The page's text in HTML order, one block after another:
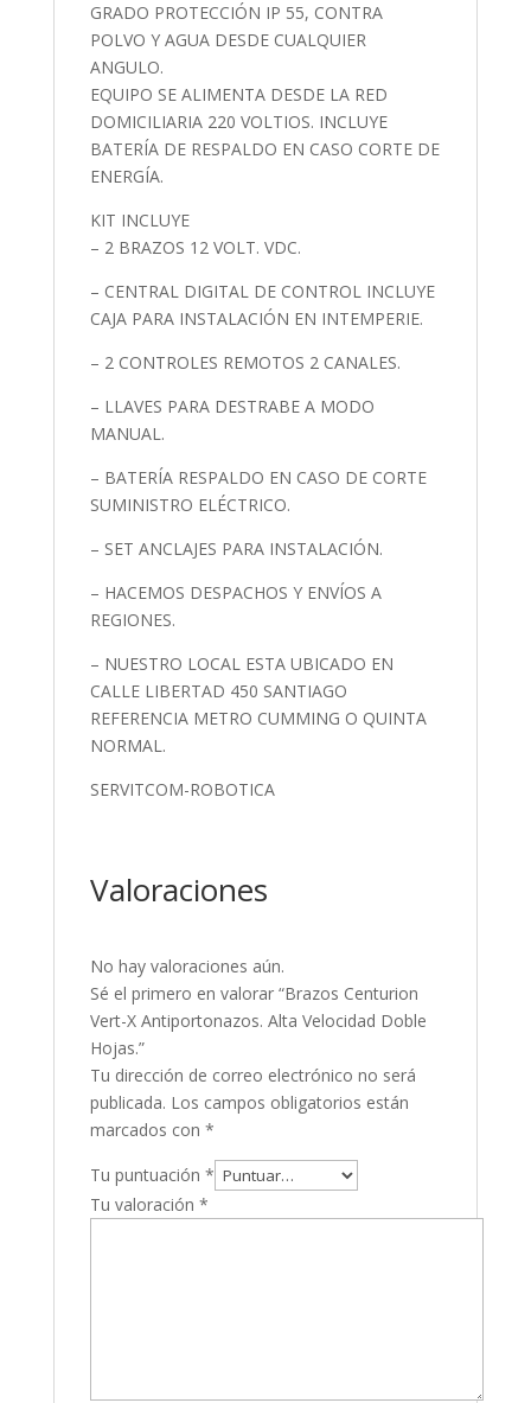
GRADO PROTECCIÓN IP 55, CONTRA
POLVO Y AGUA DESDE CUALQUIER
ANGULO.
EQUIPO SE ALIMENTA DESDE LA RED
DOMICILIARIA 220 VOLTIOS. INCLUYE
BATERÍA DE RESPALDO EN CASO CORTE DE
ENERGÍA.
KIT INCLUYE
– 2 BRAZOS 12 VOLT. VDC.
– CENTRAL DIGITAL DE CONTROL INCLUYE
CAJA PARA INSTALACIÓN EN INTEMPERIE.
– 2 CONTROLES REMOTOS 2 CANALES.
– LLAVES PARA DESTRABE A MODO
MANUAL.
– BATERÍA RESPALDO EN CASO DE CORTE
SUMINISTRO ELÉCTRICO.
– SET ANCLAJES PARA INSTALACIÓN.
– HACEMOS DESPACHOS Y ENVÍOS A
REGIONES.
– NUESTRO LOCAL ESTA UBICADO EN
CALLE LIBERTAD 450 SANTIAGO
REFERENCIA METRO CUMMING O QUINTA
NORMAL.
SERVITCOM-ROBOTICA
Valoraciones
No hay valoraciones aún.
Sé el primero en valorar “Brazos Centurion
Vert-X Antiportonazos. Alta Velocidad Doble
Hojas.”
Tu dirección de correo electrónico no será
publicada. Los campos obligatorios están
marcados con *
Tu puntuación *
Tu valoración *